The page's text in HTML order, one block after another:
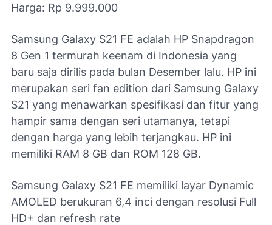
Harga: Rp 9.999.000
Samsung Galaxy S21 FE adalah HP Snapdragon
8 Gen 1 termurah keenam di Indonesia yang
baru saja dirilis pada bulan Desember lalu. HP ini
merupakan seri fan edition dari Samsung Galaxy
S21 yang menawarkan spesifikasi dan fitur yang
hampir sama dengan seri utamanya, tetapi
dengan harga yang lebih terjangkau. HP ini
memiliki RAM 8 GB dan ROM 128 GB.
Samsung Galaxy S21 FE memiliki layar Dynamic
AMOLED berukuran 6,4 inci dengan resolusi Full
HD+ dan refresh rate